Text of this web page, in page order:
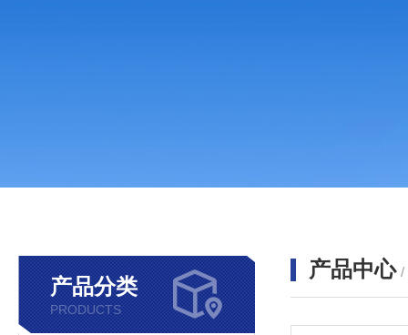
产品分类
PRODUCTS
产品中心 /